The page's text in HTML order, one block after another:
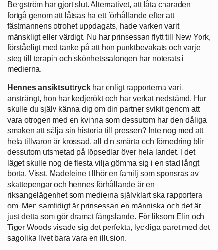
Bergström har gjort slut. Alternativet, att låta charaden
fortgå genom att låtsas ha ett förhållande efter att
fästmannens otrohet uppdagats, hade varken varit
mänskligt eller värdigt. Nu har prinsessan flytt till New York,
förståeligt med tanke på att hon punktbevakats och varje
steg till terapin och skönhetssalongen har noterats i
medierna.
Hennes ansiktsuttryck har enligt rapporterna varit
ansträngt, hon har kedjerökt och har verkat nedstämd. Hur
skulle du själv känna dig om din partner svikit genom att
vara otrogen med en kvinna som dessutom har den dåliga
smaken att sälja sin historia till pressen? Inte nog med att
hela tillvaron är krossad, all din smärta och förnedring blir
dessutom utsmetad på löpsedlar över hela landet. I det
läget skulle nog de flesta vilja gömma sig i en stad långt
borta. Visst, Madeleine tillhör en familj som sponsras av
skattepengar och hennes förhållande är en
riksangelägenhet som medierna självklart ska rapportera
om. Men samtidigt är prinsessan en människa och det är
just detta som gör dramat fängslande. För liksom Elin och
Tiger Woods visade sig det perfekta, lyckliga paret med det
sagolika livet bara vara en illusion.